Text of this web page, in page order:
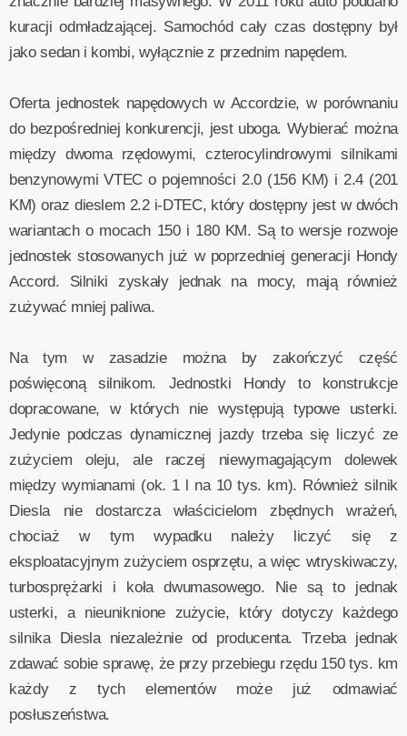
kuracji odmładzającej. Samochód cały czas dostępny był
jako sedan i kombi, wyłącznie z przednim napędem.
Oferta jednostek napędowych w Accordzie, w porównaniu
do bezpośredniej konkurencji, jest uboga. Wybierać można
między dwoma rzędowymi, czterocylindrowymi silnikami
benzynowymi VTEC o pojemności 2.0 (156 KM) i 2.4 (201
KM) oraz dieslem 2.2 i-DTEC, który dostępny jest w dwóch
wariantach o mocach 150 i 180 KM. Są to wersje rozwoje
jednostek stosowanych już w poprzedniej generacji Hondy
Accord. Silniki zyskały jednak na mocy, mają również
zużywać mniej paliwa.
Na tym w zasadzie można by zakończyć część
poświęconą silnikom. Jednostki Hondy to konstrukcje
dopracowane, w których nie występują typowe usterki.
Jedynie podczas dynamicznej jazdy trzeba się liczyć ze
zużyciem oleju, ale raczej niewymagającym dolewek
między wymianami (ok. 1 l na 10 tys. km). Również silnik
Diesla nie dostarcza właścicielom zbędnych wrażeń,
chociaż w tym wypadku należy liczyć się z
eksploatacyjnym zużyciem osprzętu, a więc wtryskiwaczy,
turbosprężarki i koła dwumasowego. Nie są to jednak
usterki, a nieuniknione zużycie, który dotyczy każdego
silnika Diesla niezależnie od producenta. Trzeba jednak
zdawać sobie sprawę, że przy przebiegu rzędu 150 tys. km
każdy z tych elementów może już odmawiać
posłuszeństwa.